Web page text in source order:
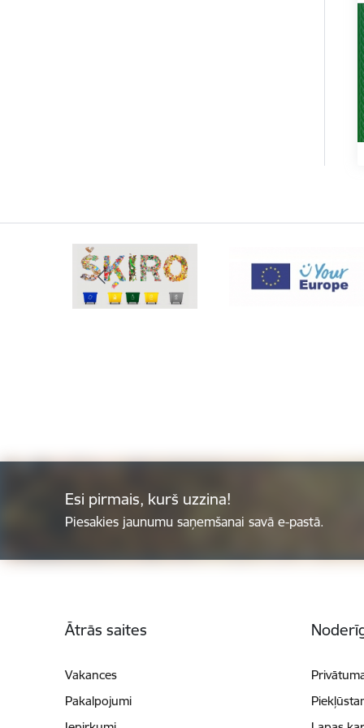
Esi pirmais, kurš uzzina!
Piesakies jaunumu saņemšanai savā e-pastā.
Ātrās saites
Vakances
Pakalpojumi